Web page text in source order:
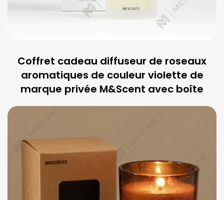
Coffret cadeau diffuseur de roseaux
aromatiques de couleur violette de
marque privée M&Scent avec boîte